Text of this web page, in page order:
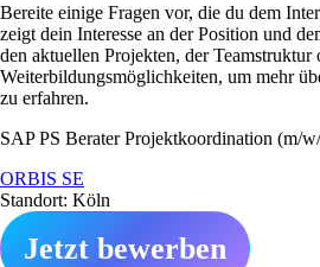
Bereite einige Fragen vor, die du dem
zeigt dein Interesse an der Position und
den aktuellen Projekten, der Teamstruktur
Weiterbildungsmöglichkeiten, um mehr
zu erfahren.
SAP PS Berater Projektkoordination (m/
ORBIS SE
Standort: Köln
Jetzt bewerben